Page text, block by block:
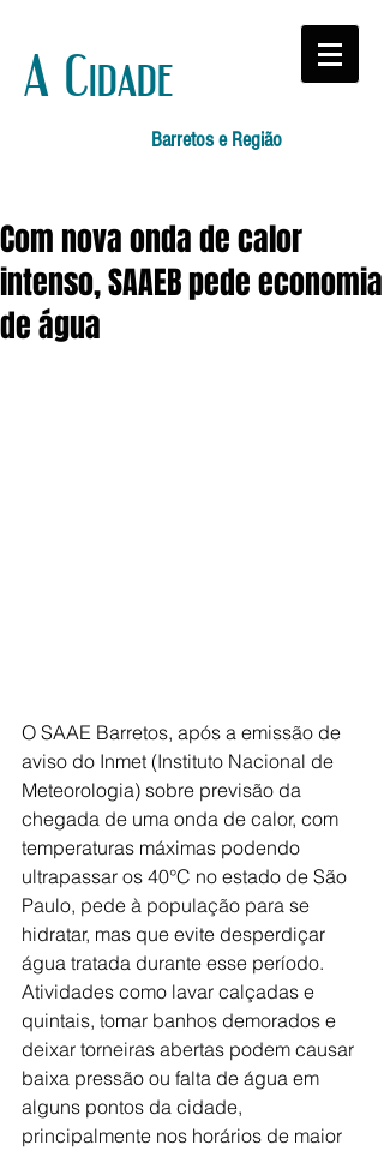
A Cidade
Barretos e Região
Com nova onda de calor
intenso, SAAEB pede economia
de água
O SAAE Barretos, após a emissão de
aviso do Inmet (Instituto Nacional de
Meteorologia) sobre previsão da
chegada de uma onda de calor, com
temperaturas máximas podendo
ultrapassar os 40°C no estado de São
Paulo, pede à população para se
hidratar, mas que evite desperdiçar
água tratada durante esse período.
Atividades como lavar calçadas e
quintais, tomar banhos demorados e
deixar torneiras abertas podem causar
baixa pressão ou falta de água em
alguns pontos da cidade,
principalmente nos horários de maior